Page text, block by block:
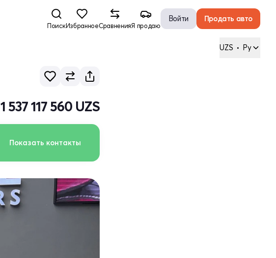
ПоискИзбранноеСравненияЯ продаю
Войти Продать авто
UZS • Ру
1 537 117 560 UZS
Показать контакты